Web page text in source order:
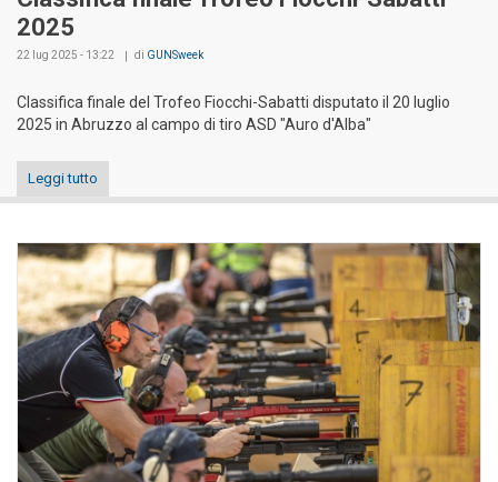
2025
22 lug 2025 - 13:22 di GUNSweek
Classifica finale del Trofeo Fiocchi-Sabatti disputato il 20 luglio
2025 in Abruzzo al campo di tiro ASD "Auro d'Alba"
Leggi tutto